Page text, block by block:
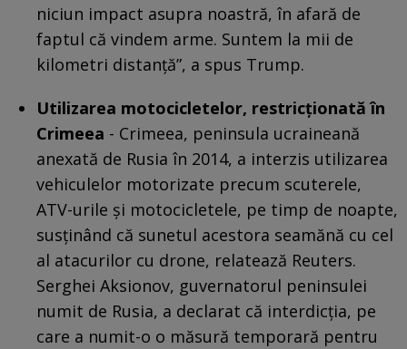
niciun impact asupra noastră, în afară de
faptul că vindem arme. Suntem la mii de
kilometri distanță”, a spus Trump.
Utilizarea motocicletelor, restricţionată în
Crimeea - Crimeea, peninsula ucraineană
anexată de Rusia în 2014, a interzis utilizarea
vehiculelor motorizate precum scuterele,
ATV-urile şi motocicletele, pe timp de noapte,
susţinând că sunetul acestora seamănă cu cel
al atacurilor cu drone, relatează Reuters.
Serghei Aksionov, guvernatorul peninsulei
numit de Rusia, a declarat că interdicţia, pe
care a numit-o o măsură temporară pentru